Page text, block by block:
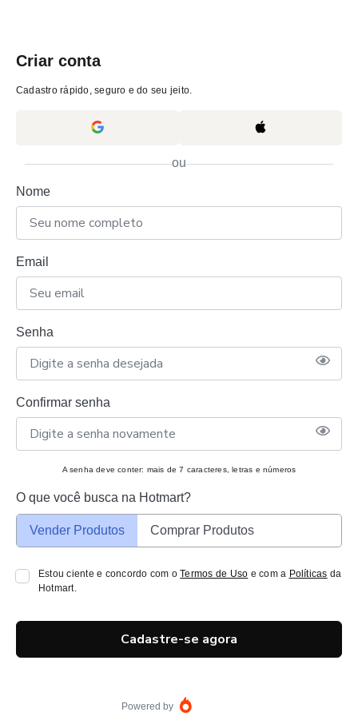
Criar conta
Cadastro rápido, seguro e do seu jeito.
ou
Nome
Email
Senha
Confirmar senha
A senha deve conter: mais de 7 caracteres, letras e números
O que você busca na Hotmart?
Vender Produtos Comprar Produtos
Estou ciente e concordo com oTermos de Uso e com a Políticas da
Hotmart.
Cadastre-se agora
Powered by